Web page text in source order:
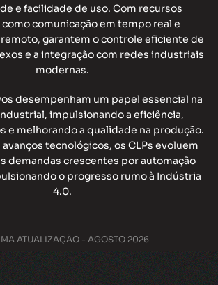
e facilidade de uso. Com recursos
como comunicação em tempo real e
garantem o controle eficiente de
e a integração com redes industriais
modernas.
desempenham um papel essencial na
impulsionando a eficiência,
e melhorando a qualidade na produção.
tecnológicos, os CLPs evoluem
demandas crescentes por automação
o progresso rumo à Indústria
4.0.
ATUALIZAÇÃO - AGOSTO 2026